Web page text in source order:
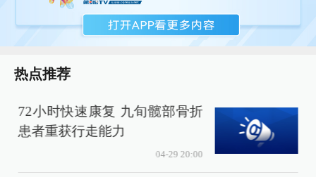
热点推荐
72小时快速康复 九旬髋部骨折
患者重获行走能力
04-29 20:00